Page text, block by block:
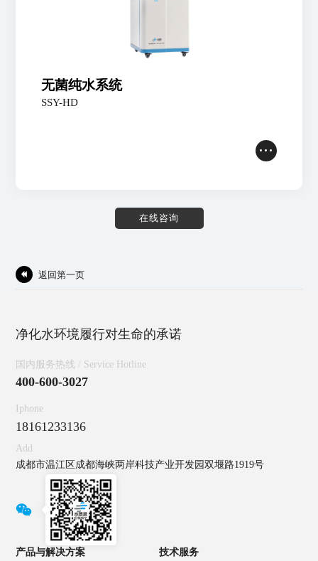
无菌纯水系统
SSY-HD
在线咨询
 返回第一页
净化水环境履行对生命的承诺
国内服务热线 / Service Hotline
400-600-3027
Iphone
18161233136
Add
成都市温江区成都海峡两岸科技产业开发园双堰路1919号

产品与解决方案 技术服务